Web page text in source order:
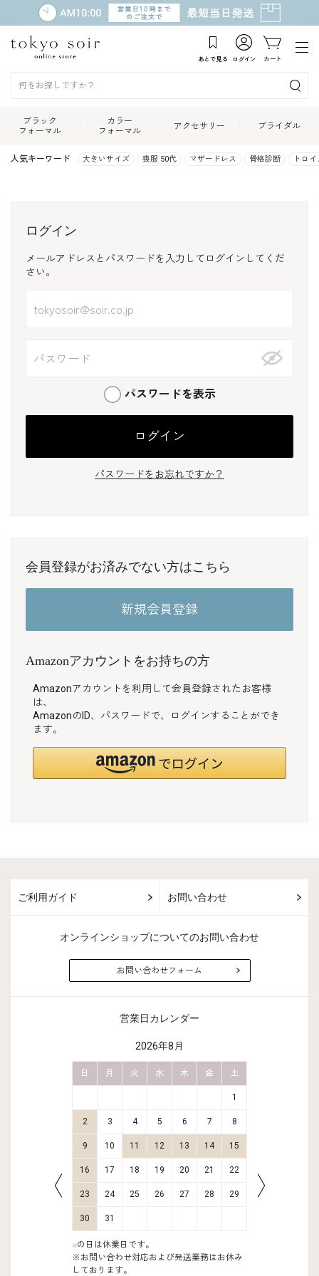
あとで見る ログイン カート
ブラック
フォーマル
カラー
フォーマル
アクセサリー ブライダル
人気キーワード 大きいサイズ 喪服 50代 マザードレス 骨格診断 トロ
ログイン
メールアドレスとパスワードを入力してログインしてくだ
さい。
パスワードを表示
パスワードをお忘れですか？
会員登録がお済みでない方はこちら
Amazonアカウントをお持ちの方
Amazonアカウントを利用して会員登録されたお客様
は、
AmazonのID、パスワードで、ログインすることができ
ます。
ご利用ガイド お問い合わせ
オンラインショップについてのお問い合わせ
お問い合わせフォーム
営業日カレンダー
2026年8月
日 月 火 水 木 金 土
1
2 3 4 5 6 7 8
9 10 11 12 13 14 15
16 17 18 19 20 21 22
23 24 25 26 27 28 29
30 31
■の日は休業日です。
※お問い合わせ対応および発送業務はお休み
しております。